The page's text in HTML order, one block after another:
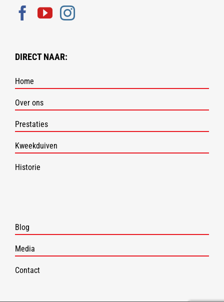
DIRECT NAAR:
Home
Over ons
Prestaties
Kweekduiven
Historie
Blog
Media
Contact